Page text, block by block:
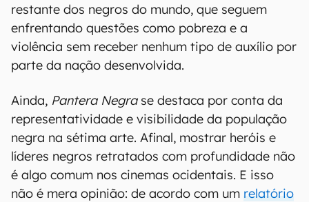
restante dos negros do mundo, que seguem
enfrentando questões como pobreza e a
violência sem receber nenhum tipo de auxílio por
parte da nação desenvolvida.
Ainda, Pantera Negrase destaca por conta da
representatividade e visibilidade da população
negra na sétima arte. Afinal, mostrar heróis e
líderes negros retratados com profundidade não
é algo comum nos cinemas ocidentais. E isso
não é mera opinião: de acordo com um relatório